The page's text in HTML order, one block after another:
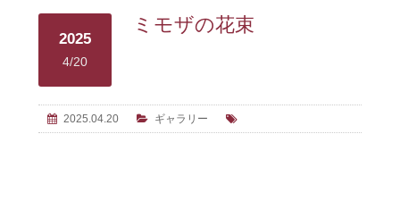
2025
4/20
ミモザの花束
2025.04.20 ギャラリー